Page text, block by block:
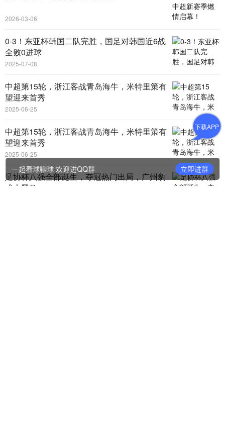
2026-03-06
0-3！东亚杯韩国二队完胜，国足对韩国近6战
全败0进球
2025-07-08
中超第15轮，浙江客战青岛海牛，米特里策有
望迎来首秀
2025-06-25
中超第15轮，浙江客战青岛海牛，米特里策有
望迎来首秀
2025-06-25
足协杯八强全部诞生，夺冠热门出局，广州豹
成大黑马
一起看球聊球 欢迎进QQ群 立即进群
下载APP